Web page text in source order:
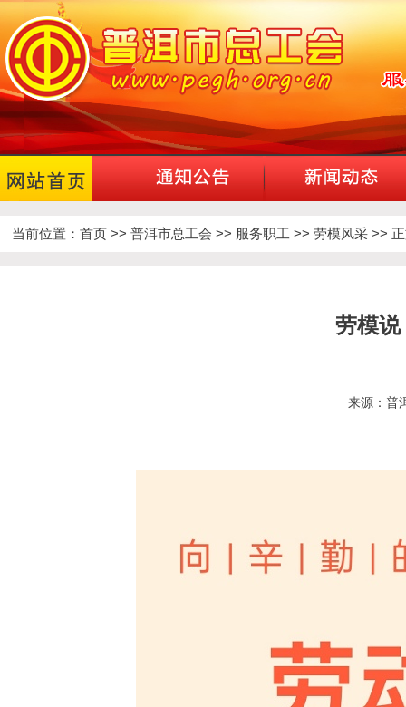
当前位置： 首页 >> 普洱市总工会 >> 服务职工 >> 劳模风采 >>
劳模
来源：普